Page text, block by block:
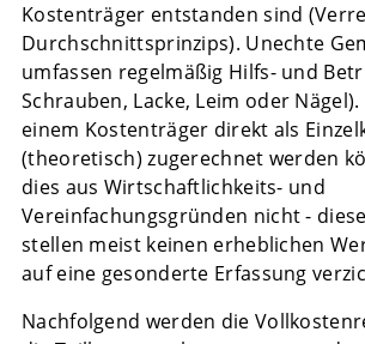
Kostenträger entstanden sind
Durchschnittsprinzips). Unechte
umfassen regelmäßig Hilfs- und
Schrauben, Lacke, Leim oder
einem Kostenträger direkt als
(theoretisch) zugerechnet werden
dies aus Wirtschaftlichkeits- und
Vereinfachungsgründen nicht -
stellen meist keinen erheblichen
auf eine gesonderte Erfassung
Nachfolgend werden die